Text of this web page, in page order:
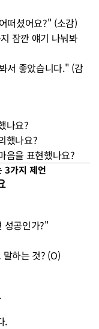
떠셨어요?" (소감)
나요?
했나요?
음을 표현했나요?
3가지 제언
성공인가?"
말하는 것? (O)
.